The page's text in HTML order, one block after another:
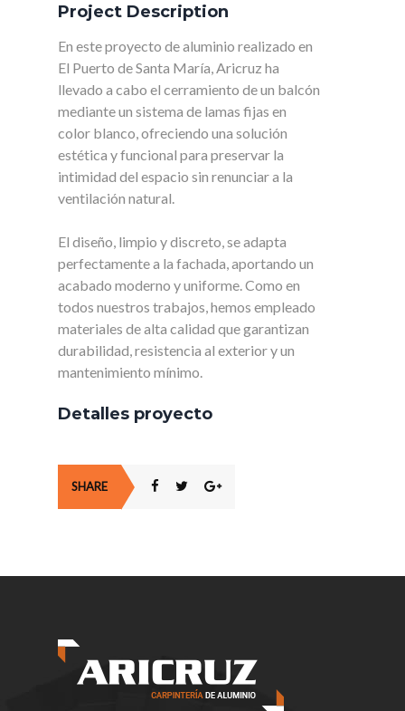
Project Description
En este proyecto de aluminio realizado en
El Puerto de Santa María, Aricruz ha
llevado a cabo el cerramiento de un balcón
mediante un sistema de lamas fijas en
color blanco, ofreciendo una solución
estética y funcional para preservar la
intimidad del espacio sin renunciar a la
ventilación natural.
El diseño, limpio y discreto, se adapta
perfectamente a la fachada, aportando un
acabado moderno y uniforme. Como en
todos nuestros trabajos, hemos empleado
materiales de alta calidad que garantizan
durabilidad, resistencia al exterior y un
mantenimiento mínimo.
Detalles proyecto
SHARE